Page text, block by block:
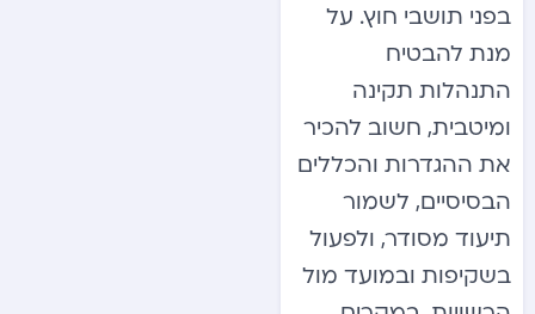
בפני תושבי חוץ. על
מנת להבטיח
התנהלות תקינה
ומיטבית, חשוב להכיר
את ההגדרות והכללים
הבסיסיים, לשמור
תיעוד מסודר, ולפעול
בשקיפות ובמועד מול